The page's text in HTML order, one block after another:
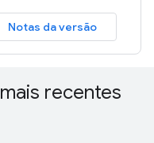
Notas da versão
recentes